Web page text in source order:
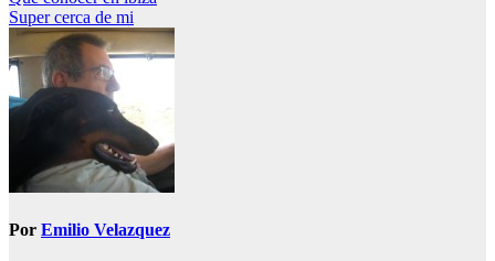
de
entradas
Super cerca de mi
Por Emilio Velazquez